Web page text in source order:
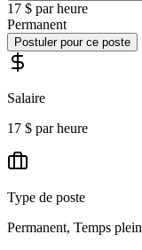
17 $ par heure
Permanent
Postuler pour ce poste
Salaire
17 $ par heure
Type de poste
Permanent, Temps plein